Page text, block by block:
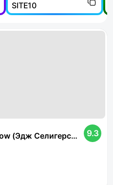
SITE10
Холидей Инн Москва Селигерская) 9.3